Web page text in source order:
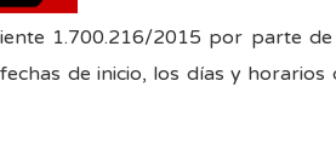
1.700.216/2015 por parte de
de inicio, los días y horarios